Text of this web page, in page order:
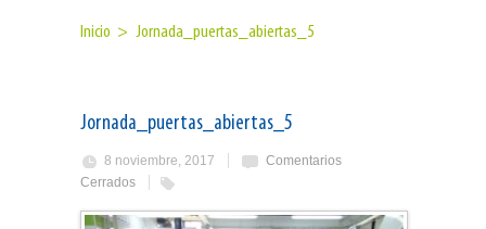
Inicio > Jornada_puertas_abiertas_5
Jornada_puertas_abiertas_5
8 noviembre, 2017
Comentarios
Cerrados